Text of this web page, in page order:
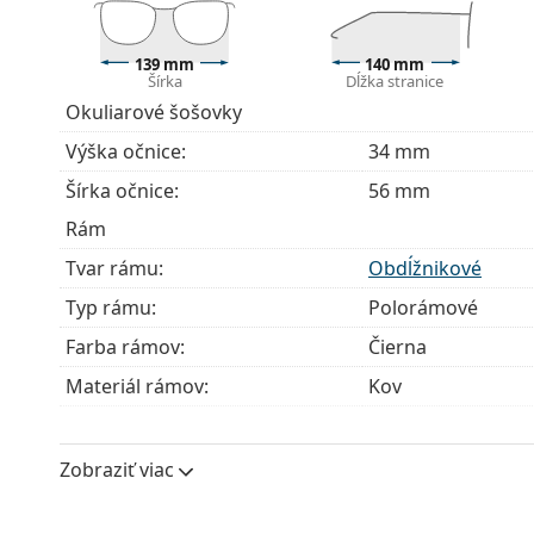
Príslušenstvo
Okuliare dodávame s originálnym puzdrom.
Handrička, ktorá je súčasťou balenia, je ideálna
modely môžu namiesto handričky obsahovať
Ide o zdravotnícku pomôcku. Pred použitím si
139 mm
Šírka
140 mm
Dĺžka stranice
Okuliarové šošovky
Výška očnice:
34 mm
Šírka očnice:
56 mm
Rám
Tvar rámu:
Obdĺžnikové
Typ rámu:
Polorámové
Farba rámov:
Čierna
Materiál rámov:
Kov
Šírka:
Zobraziť viac